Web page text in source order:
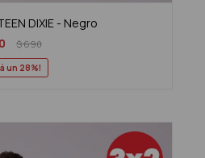
DIXIE - Negro
$690
28